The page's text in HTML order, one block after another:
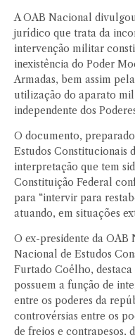
A OAB Nacional
jurídico que trata da
intervenção militar
inexistência do Poder
Armadas, bem assim
utilização do aparato
independente dos
O documento,
Estudos Constitucionais
interpretação que tem
Constituição Federal
para “intervir para
atuando, em situações
O ex-presidente da OAB
Nacional de Estudos
Furtado Coêlho, destaca
possuem a função de
entre os poderes da
controvérsias entre os
de freios e contrapesos,